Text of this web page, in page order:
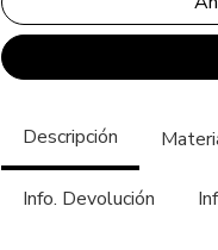
Descripción
Info. Devolución